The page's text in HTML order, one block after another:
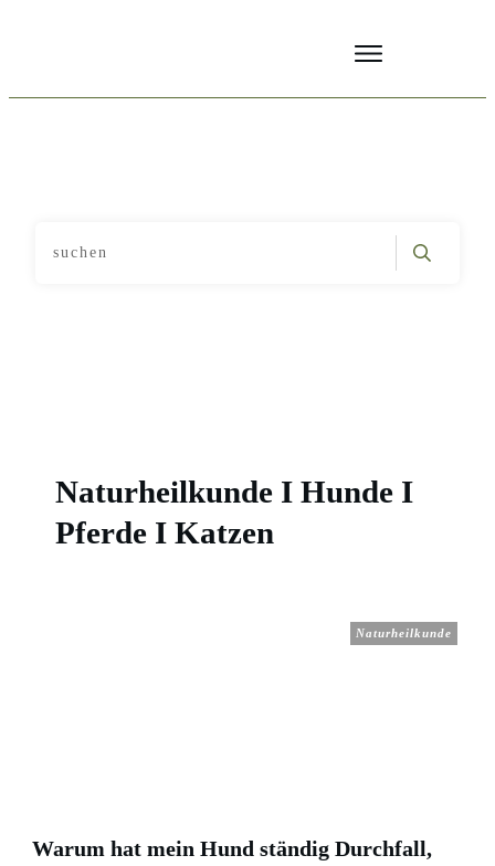
Naturheilkunde I Hunde I
Pferde I Katzen
Naturheilkunde
Warum hat mein Hund ständig Durchfall,